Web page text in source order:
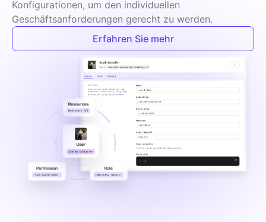
Konfigurationen, um den individuellen
Geschäftsanforderungen gerecht zu werden.
Erfahren Sie mehr